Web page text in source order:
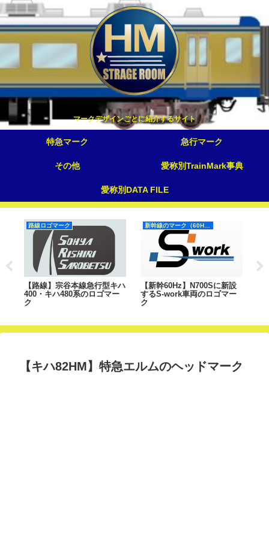
マークデザインごとに紹介するサイト
特急マーク 急行マーク
その他 愛称別TrainMark事典
愛称別DATA FILE
路線ロゴマーク
【路線】宗谷本線急行型キハ
400・キハ480系のロゴマー
ク
新幹線のマーク（60Hz）
【新幹60Hz】N700Sに新設
するS-work車両のロゴマー
ク
【キハ82HM】特急エルムのヘッドマーク